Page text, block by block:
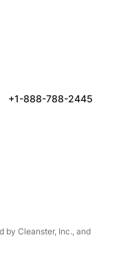
+1-888-788-2445
by Cleanster, Inc., and